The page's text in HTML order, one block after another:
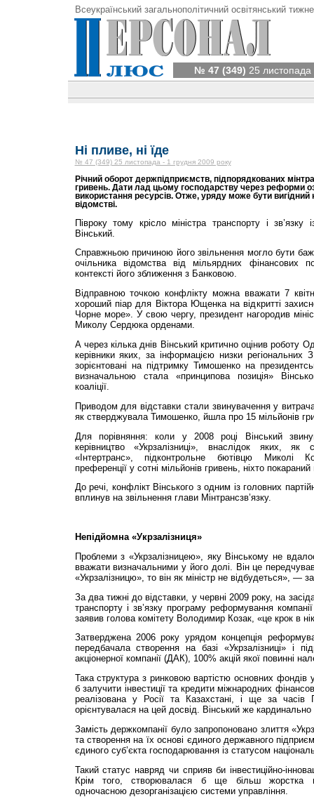
Всеукраїнський загальнополітичний освітянський
№ 47 (349) 25
Ні пливе, ні їде
№ 47 (349) 25 листопада - 1 грудня 2009 року
Річний оборот держпідприємств, підпорядкованих
гривень. Дати лад цьому господарству через реформи
використання ресурсів. Отже, уряду може бути вигідний
відомстві.
Півроку тому крісло міністра транспорту і
Вінський.
Справжньою причиною його звільнення могло бути
очільника відомства від мільярдних фінансових
контексті його зближення з Банковою.
Відправною точкою конфлікту можна вважати 7
хороший піар для Віктора Ющенка на відкритті
Чорне море». У свою чергу, президент нагородив
Миколу Сердюка орденами.
А через кілька днів Вінський критично оцінив роботу
керівники яких, за інформацією низки
зорієнтовані на підтримку Тимошенко на
визначальною стала «принципова позиція»
коаліції.
Приводом для відставки стали звинувачення у
як стверджувала Тимошенко, йшла про 15 мільйонів
Для порівняння: коли у 2008 році Вінський
керівництво «Укрзалізниці», внаслідок яких,
«Інтертранс», підконтрольне бютівцю Миколі
преференції у сотні мільйонів гривень, ніхто
До речі, конфлікт Вінського з одним із головних
вплинув на звільнення глави Мінтрансзв’язку.
Непідйомна «Укрзалізниця»
Проблеми з «Укрзалізницею», яку Вінському не
вважати визначальними у його долі. Він це
«Укр­залізницю», то він як міністр не відбудеться», —
За два тижні до відставки, у червні 2009 року, на
транспорту і зв’язку програму реформування
заявив голова комітету Володимир Козак, «це крок в
Затверджена 2006 року урядом концепція
передбачала створення на базі «Укрзалізниці» і
акціонерної компанії (ДАК), 100% акцій якої повинні
Така структура з ринковою вартістю основних фондів
б залучити інвестиції та кредити міжнародних
реалізована у Росії та Казахстані, і ще за часів
орієнтувалася на цей досвід. Вінський же
Замість держкомпанії було запропоновано злиття
та створення на їх основі єдиного державного
єдиного суб’єкта господарювання із статусом
Такий статус навряд чи сприяв би інвестиційно-
Крім того, створювалася б ще більш жорстка
одночасною дезорганізацією системи управління.